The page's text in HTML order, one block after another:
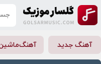
آهنگ جدید